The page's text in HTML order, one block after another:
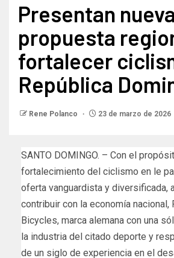
Presentan nueva
propuesta
fortalecer
República
Rene Polanco 23 de marzo de 2026
SANTO DOMINGO. – Con el
fortalecimiento del ciclismo en le
oferta vanguardista y diversificada,
contribuir con la economía nacional,
Bicycles, marca alemana con una
la industria del citado deporte y
de un siglo de experiencia en el